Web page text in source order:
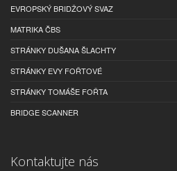
EVROPSKÝ BRIDŽOVÝ SVAZ
MATRIKA ČBS
STRÁNKY DUŠANA ŠLACHTY
STRÁNKY EVY FOŘTOVÉ
STRÁNKY TOMÁŠE FOŘTA
BRIDGE SCANNER
Kontaktujte nás